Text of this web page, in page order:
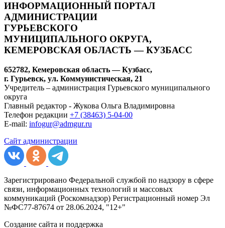
ИНФОРМАЦИОННЫЙ ПОРТАЛ
АДМИНИСТРАЦИИ
ГУРЬЕВСКОГО
МУНИЦИПАЛЬНОГО ОКРУГА,
КЕМЕРОВСКАЯ ОБЛАСТЬ — КУЗБАСС
652782, Кемеровская область — Кузбасс,
г. Гурьевск, ул. Коммунистическая, 21
Учредитель – администрация Гурьевского муниципального
округа
Главный редактор - Жукова Ольга Владимировна
Телефон редакции +7 (38463) 5-04-00
E-mail: infogur@admgur.ru
Сайт администрации
Зарегистрировано Федеральной службой по надзору в сфере
связи, информационных технологий и массовых
коммуникаций (Роскомнадзор) Регистрационный номер Эл
№ФС77-87674 от 28.06.2024, "12+"
Создание сайта и поддержка